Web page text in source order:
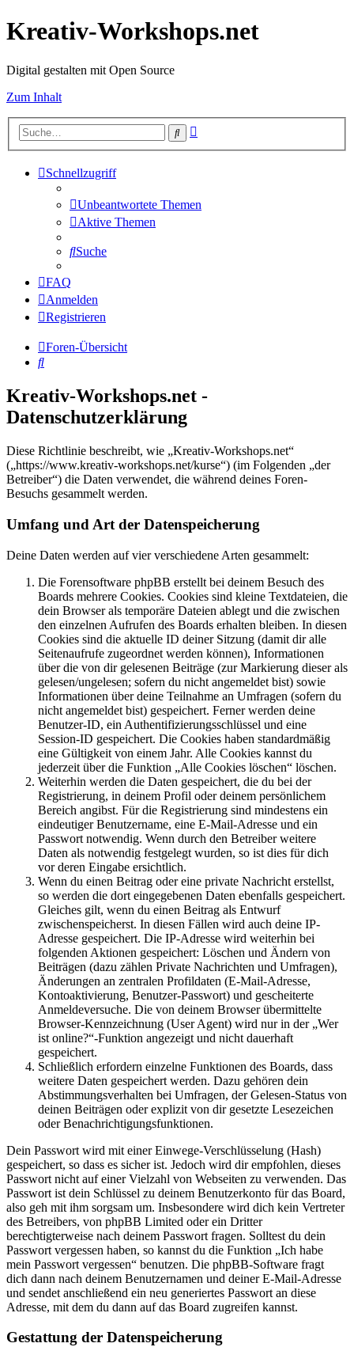
Kreativ-Workshops.net
Digital gestalten mit Open Source
Zum Inhalt
Suche
Schnellzugriff
Unbeantwortete Themen
Aktive Themen
Suche
FAQ
Anmelden
Registrieren
Foren-Übersicht
Suche
Kreativ-Workshops.net -
Datenschutzerklärung
Diese Richtlinie beschreibt, wie „Kreativ-Workshops.net“
(„https://www.kreativ-workshops.net/kurse“) (im Folgenden „der
Betreiber“) die Daten verwendet, die während deines Foren-
Besuchs gesammelt werden.
Umfang und Art der Datenspeicherung
Deine Daten werden auf vier verschiedene Arten gesammelt:
Die Forensoftware phpBB erstellt bei deinem Besuch des
Boards mehrere Cookies. Cookies sind kleine Textdateien, die
dein Browser als temporäre Dateien ablegt und die zwischen
den einzelnen Aufrufen des Boards erhalten bleiben. In diesen
Cookies sind die aktuelle ID deiner Sitzung (damit dir alle
Seitenaufrufe zugeordnet werden können), Informationen
über die von dir gelesenen Beiträge (zur Markierung dieser als
gelesen/ungelesen; sofern du nicht angemeldet bist) sowie
Informationen über deine Teilnahme an Umfragen (sofern du
nicht angemeldet bist) gespeichert. Ferner werden deine
Benutzer-ID, ein Authentifizierungsschlüssel und eine
Session-ID gespeichert. Die Cookies haben standardmäßig
eine Gültigkeit von einem Jahr. Alle Cookies kannst du
jederzeit über die Funktion „Alle Cookies löschen“ löschen.
Weiterhin werden die Daten gespeichert, die du bei der
Registrierung, in deinem Profil oder deinem persönlichem
Bereich angibst. Für die Registrierung sind mindestens ein
eindeutiger Benutzername, eine E-Mail-Adresse und ein
Passwort notwendig. Wenn durch den Betreiber weitere
Daten als notwendig festgelegt wurden, so ist dies für dich
vor deren Eingabe ersichtlich.
Wenn du einen Beitrag oder eine private Nachricht erstellst,
so werden die dort eingegebenen Daten ebenfalls gespeichert.
Gleiches gilt, wenn du einen Beitrag als Entwurf
zwischenspeicherst. In diesen Fällen wird auch deine IP-
Adresse gespeichert. Die IP-Adresse wird weiterhin bei
folgenden Aktionen gespeichert: Löschen und Ändern von
Beiträgen (dazu zählen Private Nachrichten und Umfragen),
Änderungen an zentralen Profildaten (E-Mail-Adresse,
Kontoaktivierung, Benutzer-Passwort) und gescheiterte
Anmeldeversuche. Die von deinem Browser übermittelte
Browser-Kennzeichnung (User Agent) wird nur in der „Wer
ist online?“-Funktion angezeigt und nicht dauerhaft
gespeichert.
Schließlich erfordern einzelne Funktionen des Boards, dass
weitere Daten gespeichert werden. Dazu gehören dein
Abstimmungsverhalten bei Umfragen, der Gelesen-Status von
deinen Beiträgen oder explizit von dir gesetzte Lesezeichen
oder Benachrichtigungsfunktionen.
Dein Passwort wird mit einer Einwege-Verschlüsselung (Hash)
gespeichert, so dass es sicher ist. Jedoch wird dir empfohlen, dieses
Passwort nicht auf einer Vielzahl von Webseiten zu verwenden. Das
Passwort ist dein Schlüssel zu deinem Benutzerkonto für das Board,
also geh mit ihm sorgsam um. Insbesondere wird dich kein Vertreter
des Betreibers, von phpBB Limited oder ein Dritter
berechtigterweise nach deinem Passwort fragen. Solltest du dein
Passwort vergessen haben, so kannst du die Funktion „Ich habe
mein Passwort vergessen“ benutzen. Die phpBB-Software fragt
dich dann nach deinem Benutzernamen und deiner E-Mail-Adresse
und sendet anschließend ein neu generiertes Passwort an diese
Adresse, mit dem du dann auf das Board zugreifen kannst.
Gestattung der Datenspeicherung